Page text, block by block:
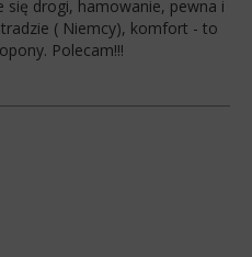
się drogi, hamowanie, pewna i
( Niemcy), komfort - to
Polecam!!!